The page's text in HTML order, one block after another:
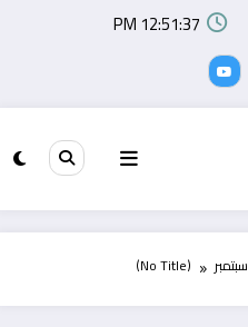
12:51:37 PM
سبتمبر (No Title)